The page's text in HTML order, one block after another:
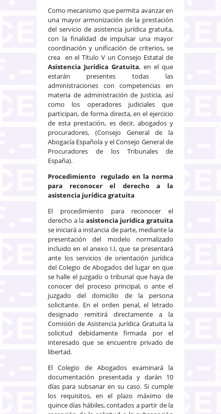
Como mecanismo que permita avanzar en
una mayor armonización de la prestación
del servicio de asistencia jurídica gratuita,
con la finalidad de impulsar una mayor
coordinación y unificación de criterios, se
crea en el Título V un Consejo Estatal de
Asistencia Jurídica Gratuita, en el que
estarán presentes todas las
administraciones con competencias en
materia de administración de Justicia, así
como los operadores judiciales que
participan, de forma directa, en el ejercicio
de esta prestación, es decir, abogados y
procuradores, (Consejo General de la
Abogacía Española y el Consejo General de
Procuradores de los Tribunales de
España).
Procedimiento regulado en la norma
para reconocer el derecho a la
asistencia jurídica gratuita
El procedimiento para reconocer el
derecho a la asistencia jurídica gratuita
se iniciará a instancia de parte, mediante la
presentación del modelo normalizado
incluido en el anexo I.I, que se presentará
ante los servicios de orientación jurídica
del Colegio de Abogados del lugar en que
se halle el juzgado o tribunal que haya de
conocer del proceso principal, o ante el
juzgado del domicilio de la persona
solicitante. En el orden penal, el letrado
designado remitirá directamente a la
Comisión de Asistencia Jurídica Gratuita la
solicitud debidamente firmada por el
interesado que se encuentre privado de
libertad.
El Colegio de Abogados examinará la
documentación presentada y darán 10
días para subsanar en su caso. Si cumple
los requisitos, en el plazo máximo de
quince días hábiles, contados a partir de la